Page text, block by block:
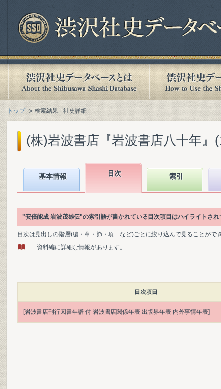
トップ 検索結果 - 社史詳細
(株)岩波書店『岩波書店八十年』
基本情報 目次 索引
"安倍能成 岩波茂雄伝"の索引語が書かれている目次項目はハイライトされ
目次は見出しの階層(編・章・節・項…など)ごとに絞り込んで見ることがで
… 資料編に詳細な情報があります。
目次項目
[岩波書店刊行図書年譜 付 岩波書店関係年表 出版界年表 内外事情年表]